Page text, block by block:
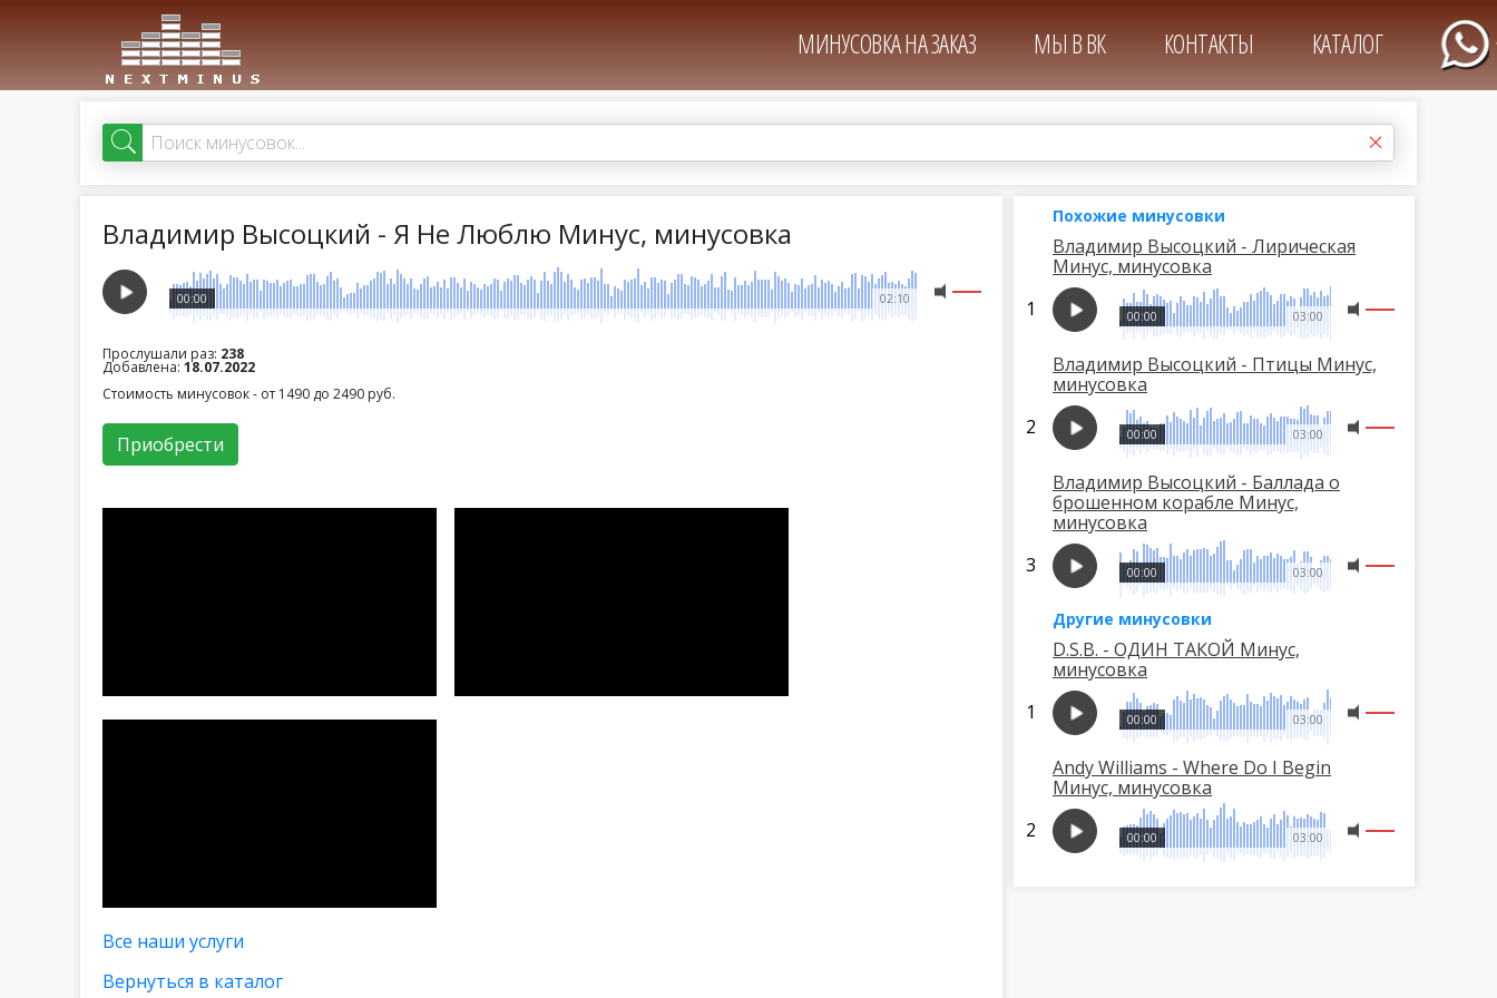
МИНУСОВКА НА ЗАКАЗ МЫ В ВК КОНТАКТЫ КАТАЛОГ
Владимир Высоцкий - Я Не Люблю Минус, минусовка
02:10
00:00
Прослушали раз: 238
Добавлена: 18.07.2022
Стоимость минусовок - от 1490 до 2490 руб.
Приобрести
Все наши услуги
Вернуться в каталог
Похожие минусовки
Владимир Высоцкий - Лирическая
Минус, минусовка
03:00
00:00
Владимир Высоцкий - Птицы Минус,
минусовка
03:00
00:00
Владимир Высоцкий - Баллада о
брошенном корабле Минус,
минусовка
03:00
00:00
Другие минусовки
D.S.B. - ОДИН ТАКОЙ Минус,
минусовка
03:00
00:00
Andy Williams - Where Do I Begin
Минус, минусовка
03:00
00:00